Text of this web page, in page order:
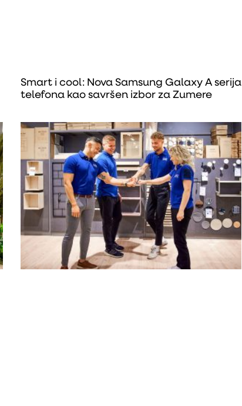
Smart i cool: Nova Samsung Galaxy A serija
telefona kao savršen izbor za Zumere